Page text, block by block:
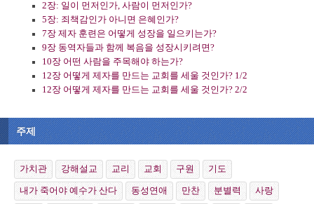
2장: 일이 먼저인가, 사람이 먼저인가?
5장: 죄책감인가 아니면 은혜인가?
7장 제자 훈련은 어떻게 성장을 일으키는가?
9장 동역자들과 함께 복음을 성장시키려면?
10장 어떤 사람을 주목해야 하는가?
12장 어떻게 제자를 만드는 교회를 세울 것인가? 1/2
12장 어떻게 제자를 만드는 교회를 세울 것인가? 2/2
주제
가치관 강해설교 교리 교회 구원 기도
내가 죽어야 예수가 산다 동성연애 만찬 분별력 사랑